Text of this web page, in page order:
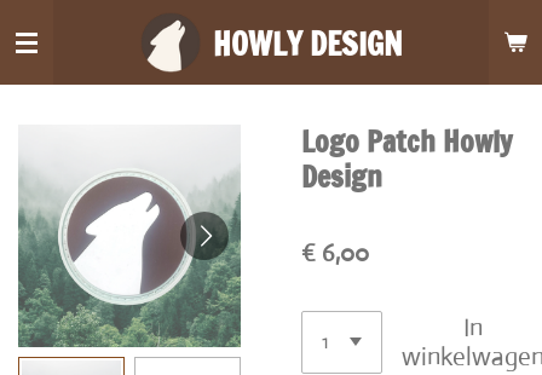
direct
naar
HOWLY DESIGN
Logo Patch Howly
Design
€ 6,00
In